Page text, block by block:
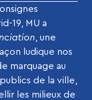
19, MU a
, une
ludique nos
marquage au
de la ville,
les milieux de